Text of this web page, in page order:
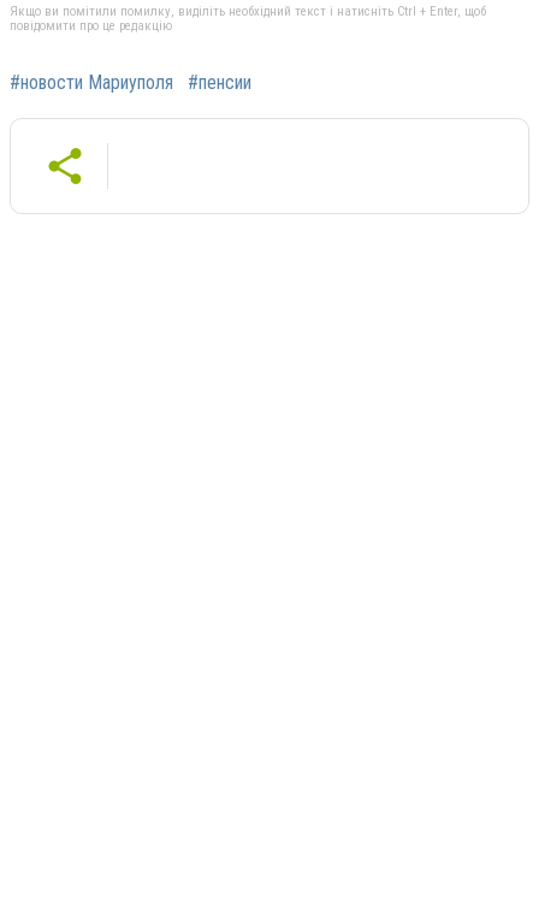
Якщо ви помітили помилку, виділіть необхідний текст і натисніть Ctrl + Enter, щоб
повідомити про це редакцію
#новости Мариуполя #пенсии